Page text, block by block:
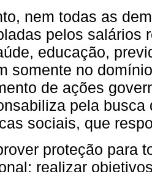
nem todas as
pelos salários
educação,
somente no
de ações
pela
sociais, que
proteção para
realizar